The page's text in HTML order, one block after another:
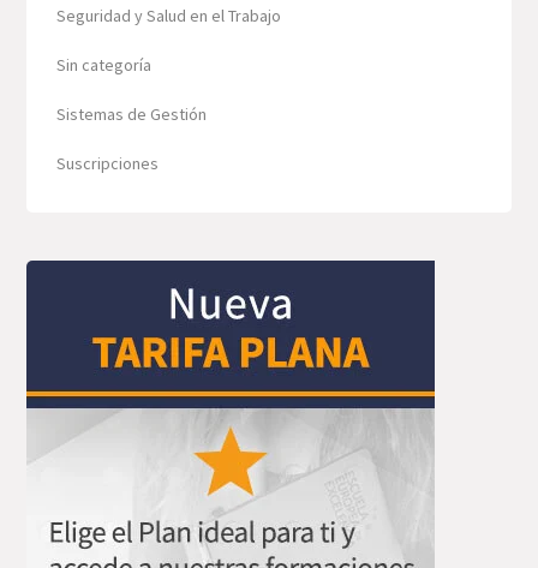
Seguridad y Salud en el Trabajo
Sin categoría
Sistemas de Gestión
Suscripciones